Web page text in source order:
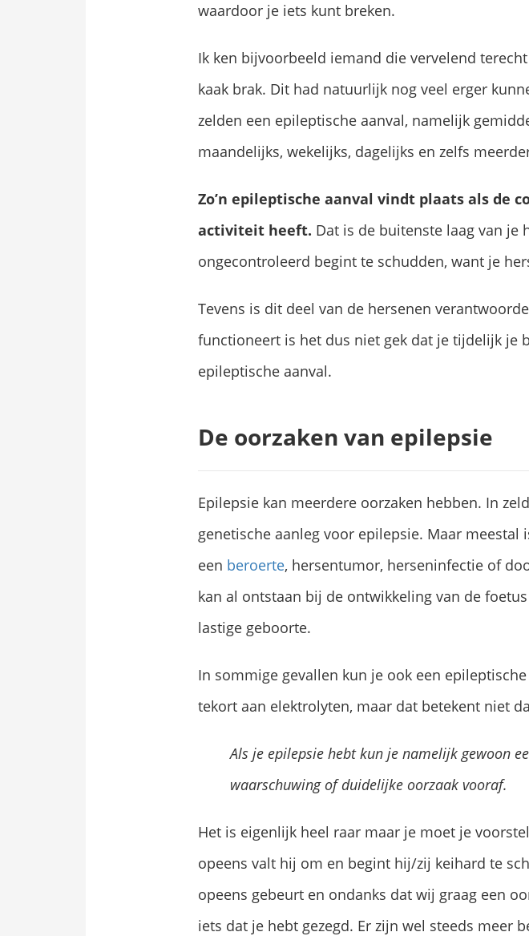
waardoor je iets kunt breken.
Ik ken bijvoorbeeld iemand die vervelend
kaak brak. Dit had natuurlijk nog veel erger
zelden een epileptische aanval, namelijk
maandelijks, wekelijks, dagelijks en zelfs
Zo’n epileptische aanval vindt plaats als de
activiteit heeft. Dat is de buitenste laag van je
ongecontroleerd begint te schudden, want je
Tevens is dit deel van de hersenen
functioneert is het dus niet gek dat je tijdelijk je
epileptische aanval.
De oorzaken van epilepsie
Epilepsie kan meerdere oorzaken hebben. In
genetische aanleg voor epilepsie. Maar
een beroerte, hersentumor, herseninfectie of
kan al ontstaan bij de ontwikkeling van de
lastige geboorte.
In sommige gevallen kun je ook een
tekort aan elektrolyten, maar dat betekent niet
Als je epilepsie hebt kun je namelijk gewoon
waarschuwing of duidelijke oorzaak vooraf.
Het is eigenlijk heel raar maar je moet je
opeens valt hij om en begint hij/zij keihard te
opeens gebeurt en ondanks dat wij graag een
iets dat je hebt gezegd. Er zijn wel steeds meer